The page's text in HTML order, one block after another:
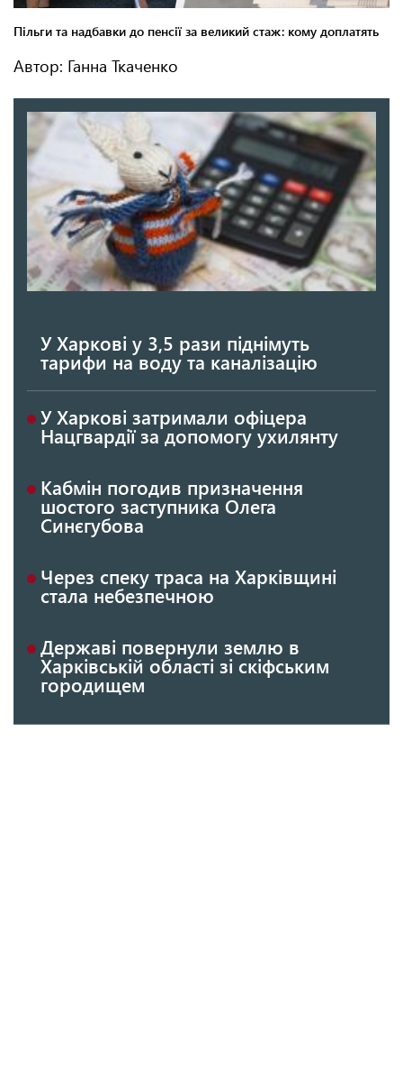
Автор: Ганна Ткаченко
У Харкові у 3,5 рази піднімуть
тарифи на воду та каналізацію
У Харкові затримали офіцера
Нацгвардії за допомогу ухилянту
Кабмін погодив призначення
шостого заступника Олега
Синєгубова
Через спеку траса на Харківщині
стала небезпечною
Державі повернули землю в
Харківській області зі скіфським
городищем